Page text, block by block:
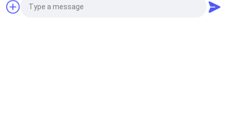
Yüksek Parlaklık 5 inçlik LCD